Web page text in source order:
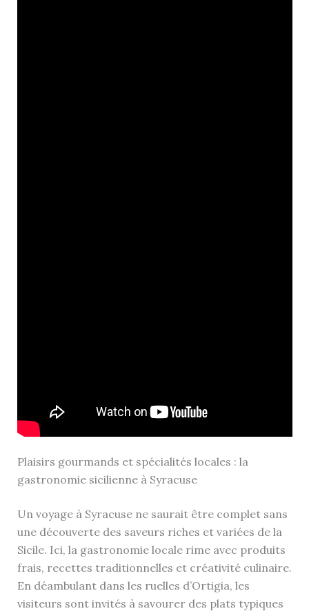
Plaisirs gourmands et spécialités locales : la
gastronomie sicilienne à Syracuse
Un voyage à Syracuse ne saurait être complet sans
une découverte des saveurs riches et variées de la
Sicile. Ici, la gastronomie locale rime avec produits
frais, recettes traditionnelles et créativité culinaire.
En déambulant dans les ruelles d’Ortigia, les
visiteurs sont invités à savourer des plats typiques